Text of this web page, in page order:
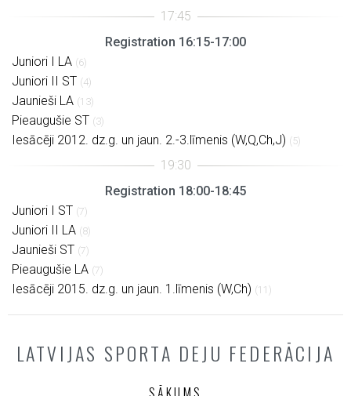
Registration 16:15-17:00
Juniori I LA (6)
Juniori II ST (4)
Jaunieši LA (13)
Pieaugušie ST (3)
Iesācēji 2012. dz.g. un jaun. 2.-3.līmenis (W,Q,Ch,J) (5)
Registration 18:00-18:45
Juniori I ST (7)
Juniori II LA (8)
Jaunieši ST (7)
Pieaugušie LA (7)
Iesācēji 2015. dz.g. un jaun. 1.līmenis (W,Ch) (11)
LATVIJAS SPORTA DEJU FEDERĀCIJA